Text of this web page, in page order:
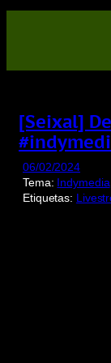
Saltar
conteúdo
[Seixal]
06/02/2024
Tema: Indymedia
Etiquetas: